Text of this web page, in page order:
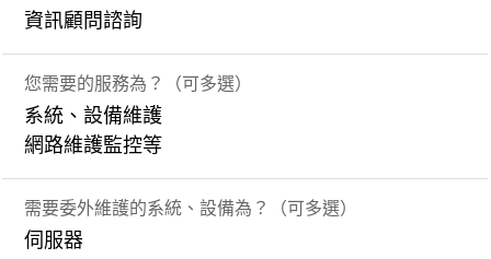
資訊顧問諮詢
您需要的服務為？（可多選）
系統、設備維護
網路維護監控等
需要委外維護的系統、設備為？（可多選）
伺服器